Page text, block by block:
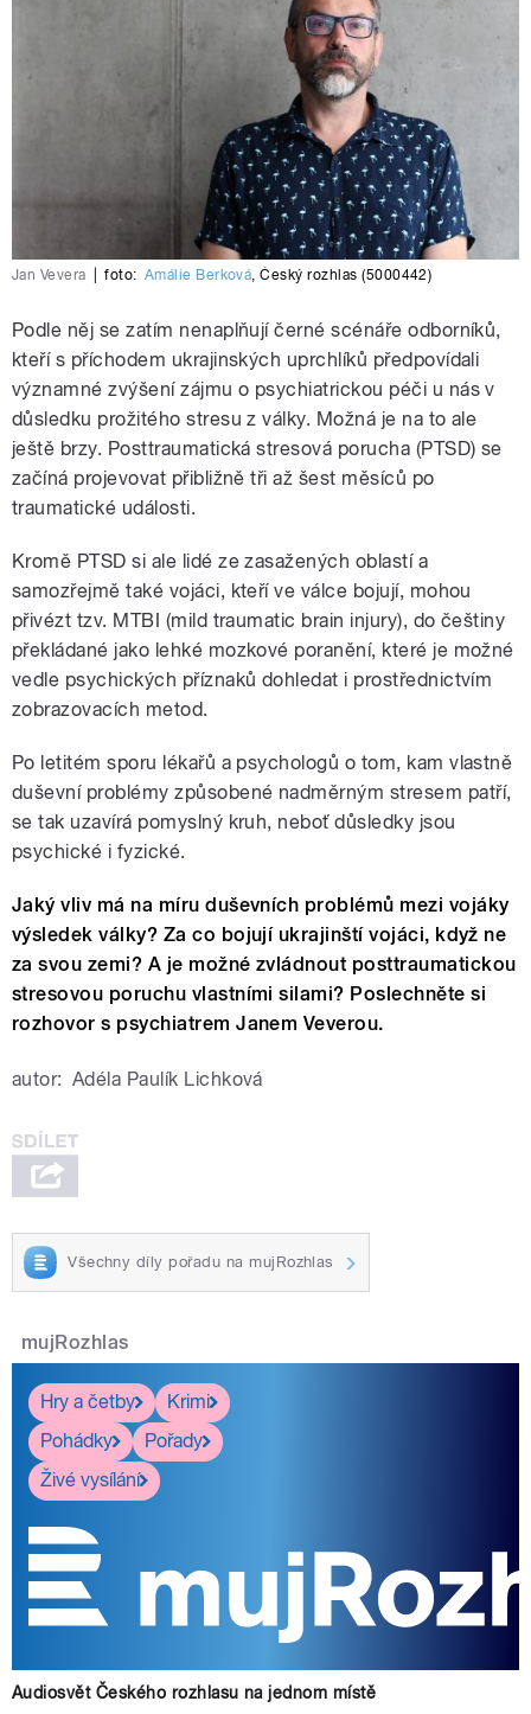
Jan Vevera foto: Amálie Berková,Český rozhlas (5000442)
Podle něj se zatím nenaplňují černé scénáře odborníků,
kteří s příchodem ukrajinských uprchlíků předpovídali
významné zvýšení zájmu o psychiatrickou péči u nás v
důsledku prožitého stresu z války. Možná je na to ale
ještě brzy. Posttraumatická stresová porucha (PTSD) se
začíná projevovat přibližně tři až šest měsíců po
traumatické události.
Kromě PTSD si ale lidé ze zasažených oblastí a
samozřejmě také vojáci, kteří ve válce bojují, mohou
přivézt tzv. MTBI (mild traumatic brain injury), do češtiny
překládané jako lehké mozkové poranění, které je možné
vedle psychických příznaků dohledat i prostřednictvím
zobrazovacích metod.
Po letitém sporu lékařů a psychologů o tom, kam vlastně
duševní problémy způsobené nadměrným stresem patří,
se tak uzavírá pomyslný kruh, neboť důsledky jsou
psychické i fyzické.
Jaký vliv má na míru duševních problémů mezi vojáky
výsledek války? Za co bojují ukrajinští vojáci, když ne
za svou zemi? A je možné zvládnout posttraumatickou
stresovou poruchu vlastními silami? Poslechněte si
rozhovor s psychiatrem Janem Veverou.
autor: Adéla Paulík Lichková
Všechny díly pořadu na mujRozhlas
mujRozhlas
Hry a četby
Krimi
Pohádky
Pořady
Živé vysílání
Audiosvět Českého rozhlasu na jednom místě